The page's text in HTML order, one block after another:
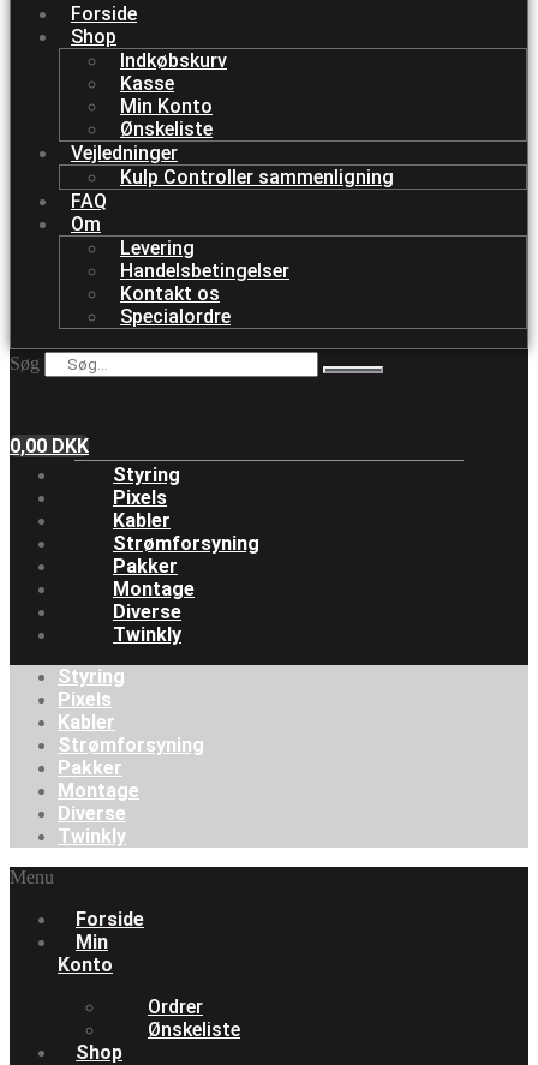
Forside
Shop
Indkøbskurv
Kasse
Min Konto
Ønskeliste
Vejledninger
Kulp Controller sammenligning
FAQ
Om
Levering
Handelsbetingelser
Kontakt os
Specialordre
Søg
0,00 DKK
Styring
Pixels
Kabler
Strømforsyning
Pakker
Montage
Diverse
Twinkly
Styring
Pixels
Kabler
Strømforsyning
Pakker
Montage
Diverse
Twinkly
Menu
Forside
Min
Konto
Ordrer
Ønskeliste
Shop